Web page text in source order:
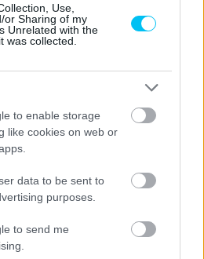
Use,
or Sharing of my
Unrelated with the
was collected.
to enable storage
like cookies on web or
data to be sent to
purposes.
to send me